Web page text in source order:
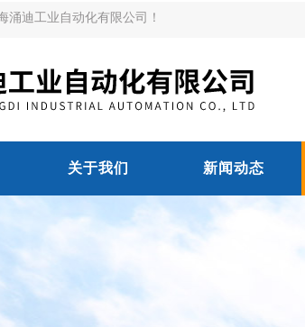
涌迪工业自动化有限公司！
关于我们 新闻动态